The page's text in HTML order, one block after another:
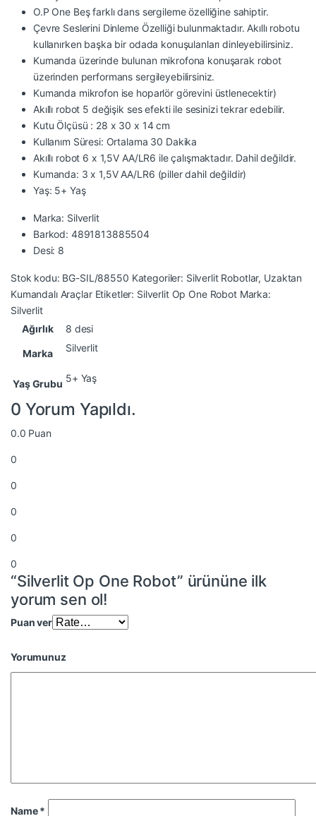
O.P One Beş farklı dans sergileme özelliğine sahiptir.
Çevre Seslerini Dinleme Özelliği bulunmaktadır. Akıllı robotu
kullanırken başka bir odada konuşulanları dinleyebilirsiniz.
Kumanda üzerinde bulunan mikrofona konuşarak robot
üzerinden performans sergileyebilirsiniz.
Kumanda mikrofon ise hoparlör görevini üstlenecektir)
Akıllı robot 5 değişik ses efekti ile sesinizi tekrar edebilir.
Kutu Ölçüsü : 28 x 30 x 14 cm
Kullanım Süresi: Ortalama 30 Dakika
Akıllı robot 6 x 1,5V AA/LR6 ile çalışmaktadır. Dahil değildir.
Kumanda: 3 x 1,5V AA/LR6 (piller dahil değildir)
Yaş: 5+ Yaş
Marka: Silverlit
Barkod: 4891813885504
Desi: 8
Stok kodu: BG-SIL/88550 Kategoriler: Silverlit Robotlar, Uzaktan
Kumandalı Araçlar Etiketler: Silverlit Op One Robot Marka:
Silverlit
Ağırlık
8 desi
Marka Silverlit
Yaş Grubu 5+ Yaş
0 Yorum Yapıldı.
0.0 Puan
0
0
0
0
0
“Silverlit Op One Robot” ürününe ilk
yorum sen ol!
Puan ver
Yorumunuz
Name*